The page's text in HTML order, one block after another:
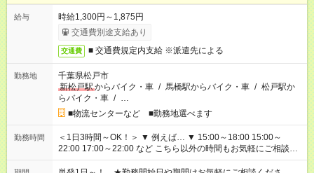
給与
時給1,300円～1,875円
交通費別途支給あり
交通費 ■ 交通費規定内支給 ※派遣先による
勤務地
千葉県松戸市
新松戸駅からバイク・車 / 馬橋駅からバイク・車 / 松戸駅か
らバイク・車 / …
■物流センターなど ■勤務地選べます
勤務時間
＜1日3時間～OK！＞ ▼ 例えば… ▼ 15:00～18:00 15:00～
22:00 17:00～22:00 など こちら以外の時間もお気軽にご相談く
ださい！